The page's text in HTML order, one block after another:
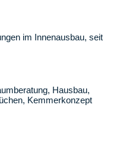
im Innenausbau, seit
Hausbau,
Kemmerkonzept